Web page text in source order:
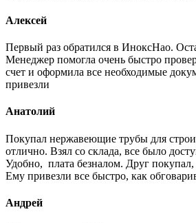
Алексей
Первый раз обратился в ИноксНао.
Менеджер помогла очень быстро
счет и оформила все необходимые
привезли
Анатолий
Покупал нержавеющие трубы для
отлично. Взял со склада, все было
Удобно, плата безналом. Друг покупал,
Ему привезли все быстро, как
Андрей